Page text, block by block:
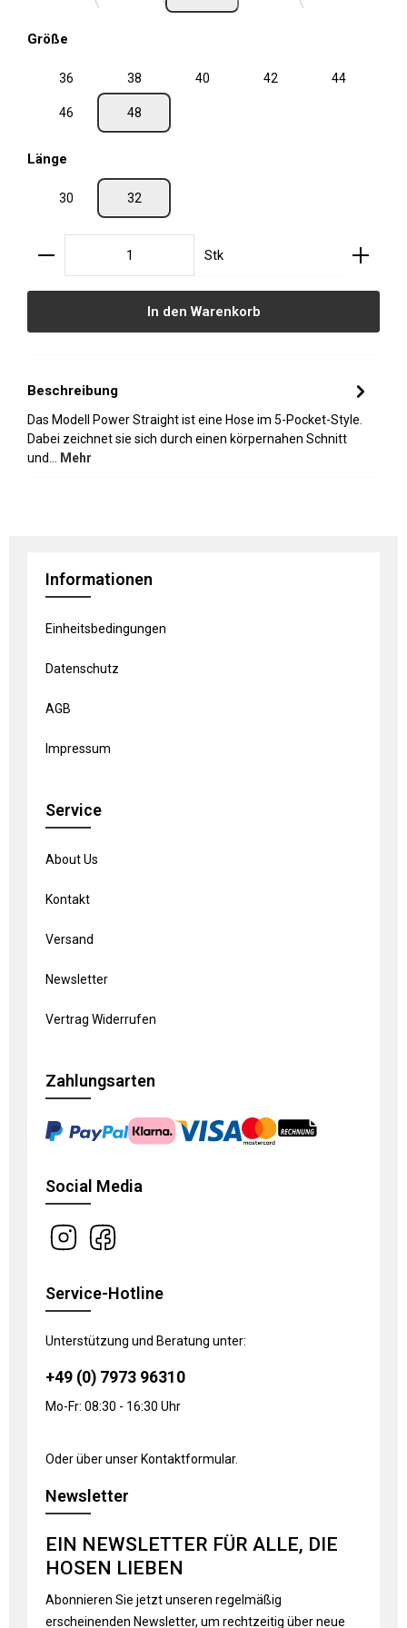
Größe
36 38 40 42 44
46 48
Länge
30 32
Produkt Anzahl: Gib den gewünschten Wert ein
Stk
In den Warenkorb
Beschreibung
Das Modell Power Straight ist eine Hose im 5-Pocket-Style.
Dabei zeichnet sie sich durch einen körpernahen Schnitt
und…
Mehr
Informationen
Einheitsbedingungen
Datenschutz
AGB
Impressum
Service
About Us
Kontakt
Versand
Newsletter
Vertrag Widerrufen
Zahlungsarten
Social Media
Service-Hotline
Unterstützung und Beratung unter:
+49 (0) 7973 96310
Mo-Fr: 08:30 - 16:30 Uhr
Oder über unser Kontaktformular.
Newsletter
EIN NEWSLETTER FÜR ALLE, DIE
HOSEN LIEBEN
Abonnieren Sie jetzt unseren regelmäßig
erscheinenden Newsletter, um rechtzeitig über neue